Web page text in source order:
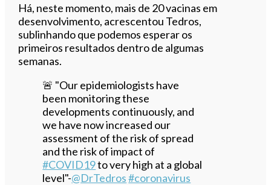
Há, neste momento, mais de 20 vacinas em
desenvolvimento, acrescentou Tedros,
sublinhando que podemos esperar os
primeiros resultados dentro de algumas
semanas.
🚨 "Our epidemiologists have
been monitoring these
developments continuously, and
we have now increased our
assessment of the risk of spread
and the risk of impact of
#COVID19to very high at a global
level"-@DrTedros#coronavirus